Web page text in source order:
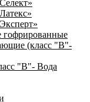
гофрированные
(класс "В"-
"В"- Вода